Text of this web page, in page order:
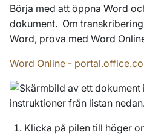
Börja med att öppna Word
dokument. Om
Word, prova med Word
Word Online -
Klicka på pilen till höger